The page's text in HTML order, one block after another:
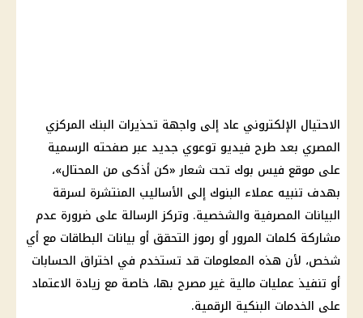
الاحتيال الإلكتروني عاد إلى واجهة تحذيرات البنك المركزي
المصري بعد طرح فيديو توعوي جديد عبر صفحته الرسمية
على موقع فيس بوك تحت شعار «كن أذكى من المحتال»،
بهدف تنبيه عملاء البنوك إلى الأساليب المنتشرة لسرقة
البيانات المصرفية والشخصية. وتركز الرسالة على ضرورة عدم
مشاركة كلمات المرور أو رموز التحقق أو بيانات البطاقات مع أي
شخص، لأن هذه المعلومات قد تستخدم في اختراق الحسابات
أو تنفيذ عمليات مالية غير مصرح بها، خاصة مع زيادة الاعتماد
على الخدمات البنكية الرقمية.